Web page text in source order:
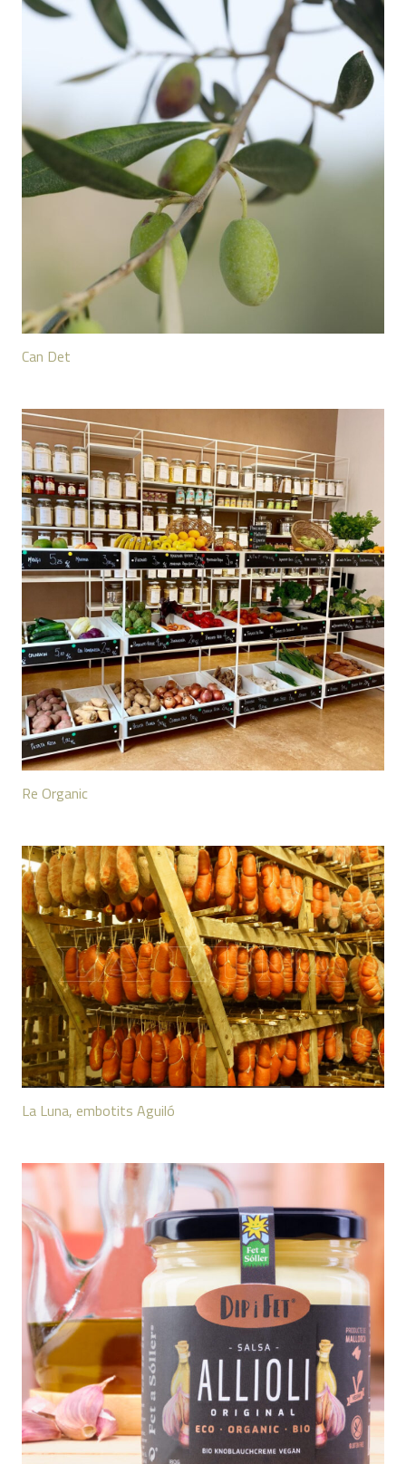
Can Det
Re Organic
La Luna, embotits Aguiló